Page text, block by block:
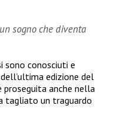
sogno che diventa
sono conosciuti e
edizione del
proseguita anche nella
tagliato un traguardo